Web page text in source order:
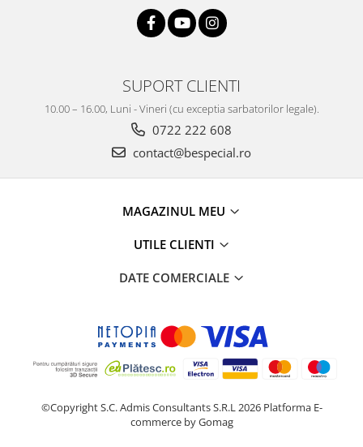
SUPORT CLIENTI
10.00 – 16.00, Luni - Vineri (cu exceptia sarbatorilor legale).
0722 222 608
contact@bespecial.ro
MAGAZINUL MEU
UTILE CLIENTI
DATE COMERCIALE
©Copyright S.C. Admis Consultants S.R.L 2026 Platforma E-
commerce by Gomag